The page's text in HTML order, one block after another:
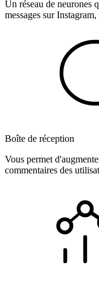
Un réseau de neurones
messages sur
Boîte de réception
Vous permet
commentaires des